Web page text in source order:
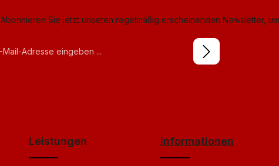
Abonnieren Sie jetzt unseren regelmäßig erscheinenden Newsletter,
Leistungen Informationen